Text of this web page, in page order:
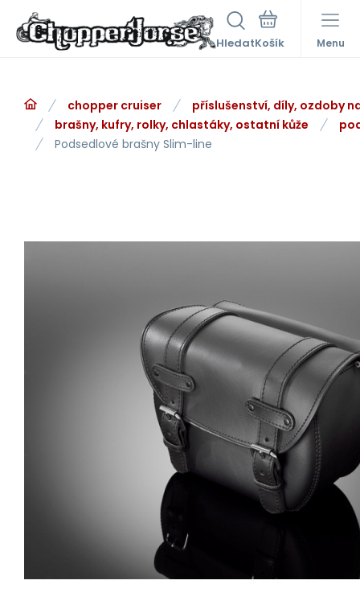
Hledat Menu
chopper cruiser
příslušenství, díly, ozdoby
brašny, kufry, rolky, chlastáky, ostatní kůže
Podsedlové brašny Slim-line